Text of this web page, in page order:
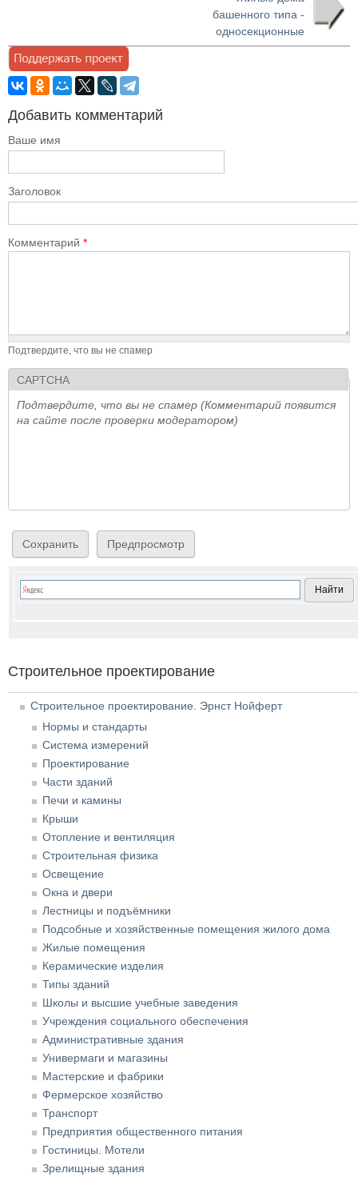
башенного типа -
односекционные
Добавить комментарий
Ваше имя
Заголовок
Комментарий *
Подтвердите, что вы не спамер
CAPTCHA
Подтвердите, что вы не спамер (Комментарий появится
на сайте после проверки модератором)
Строительное проектирование
Строительное проектирование. Эрнст Нойферт
Нормы и стандарты
Система измерений
Проектирование
Части зданий
Печи и камины
Крыши
Отопление и вентиляция
Строительная физика
Освещение
Окна и двери
Лестницы и подъёмники
Подсобные и хозяйственные помещения жилого дома
Жилые помещения
Керамические изделия
Типы зданий
Школы и высшие учебные заведения
Учреждения социального обеспечения
Административные здания
Универмаги и магазины
Мастерские и фабрики
Фермерское хозяйство
Транспорт
Предприятия общественного питания
Гостиницы. Мотели
Зрелищные здания